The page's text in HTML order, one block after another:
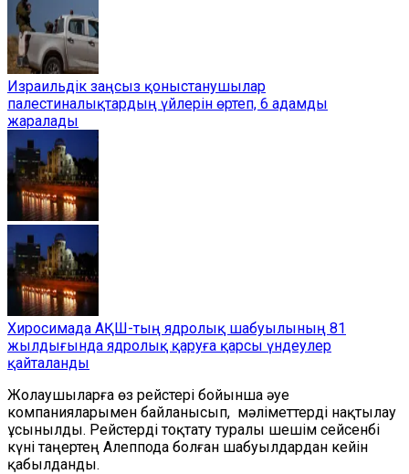
Израильдік заңсыз қоныстанушылар
палестиналықтардың үйлерін өртеп, 6 адамды
жаралады
Хиросимада АҚШ-тың ядролық шабуылының 81
жылдығында ядролық қаруға қарсы үндеулер
қайталанды
Жолаушыларға өз рейстері бойынша әуе
компанияларымен байланысып, мәліметтерді нақтылау
ұсынылды. Рейстерді тоқтату туралы шешім сейсенбі
күні таңертең Алеппода болған шабуылдардан кейін
қабылданды.